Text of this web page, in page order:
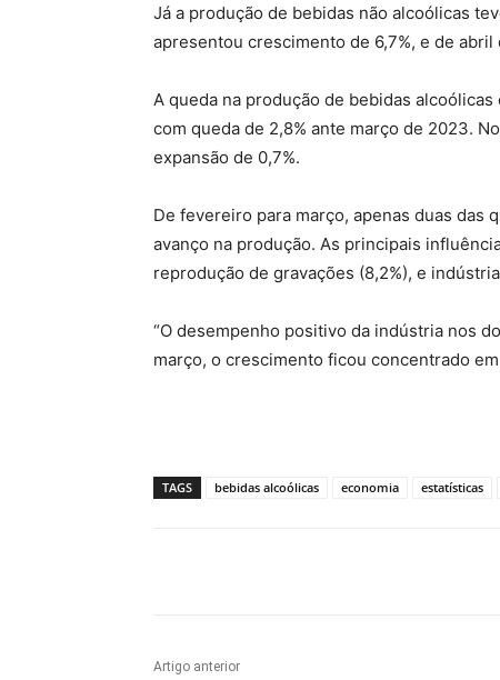
Já a produção de bebidas não alcoólicas
apresentou crescimento de 6,7%, e de
A queda na produção de bebidas
com queda de 2,8% ante março de 2023.
expansão de 0,7%.
De fevereiro para março, apenas duas das
avanço na produção. As principais
reprodução de gravações (8,2%), e
“O desempenho positivo da indústria nos
março, o crescimento ficou concentrado
TAGS bebidas alcoólicas economia estatísticas
Artigo anterior